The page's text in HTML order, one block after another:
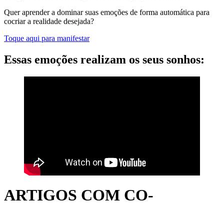
Quer aprender a dominar suas emoções de forma automática para
cocriar a realidade desejada?
Toque aqui para manifestar
Essas emoções realizam os seus sonhos:
ARTIGOS COM CO-